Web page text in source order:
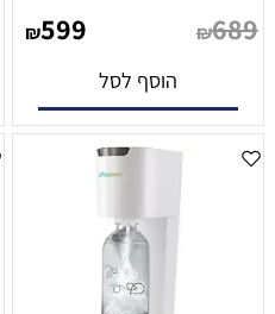
₪689
₪599
הוסף לסל